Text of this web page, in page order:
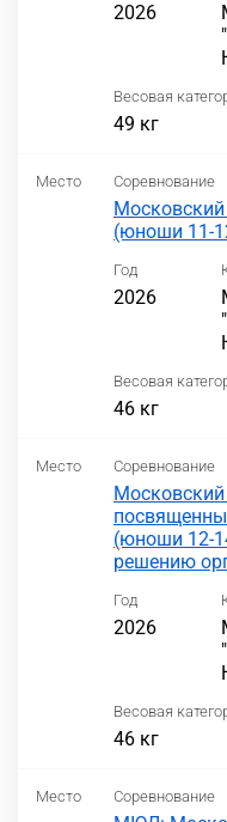
2026
Весовая
49 кг
Место Соревнование
(юноши 11-
Год
2026
Весовая
46 кг
Место Соревнование
(юноши 12-
решению
Год
2026
Весовая
46 кг
Место Соревнование